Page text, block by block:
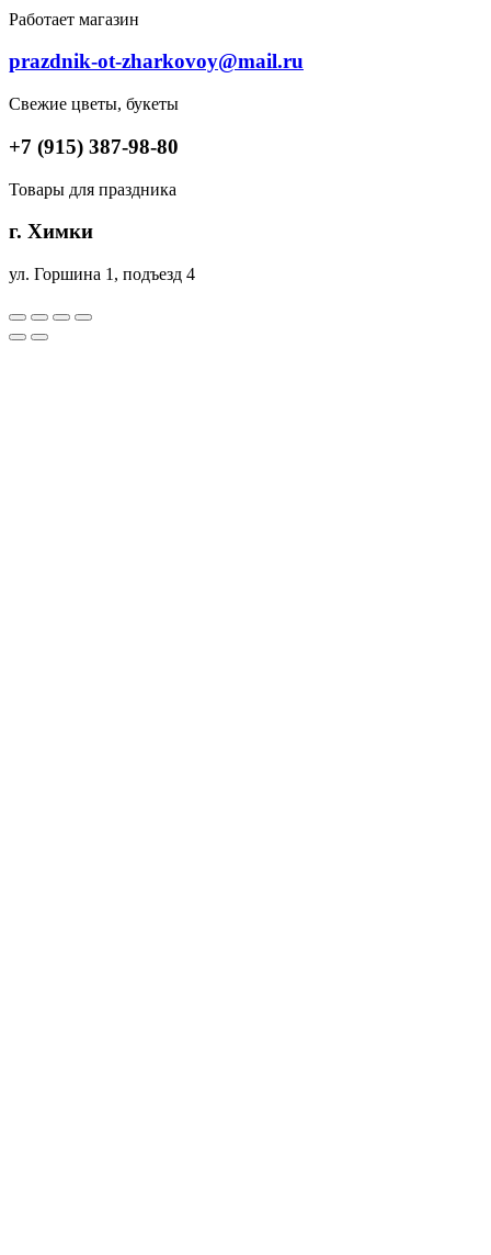
Работает магазин
prazdnik-ot-zharkovoy@mail.ru
Свежие цветы, букеты
+7 (915) 387-98-80
Товары для праздника
г. Химки
ул. Горшина 1, подъезд 4